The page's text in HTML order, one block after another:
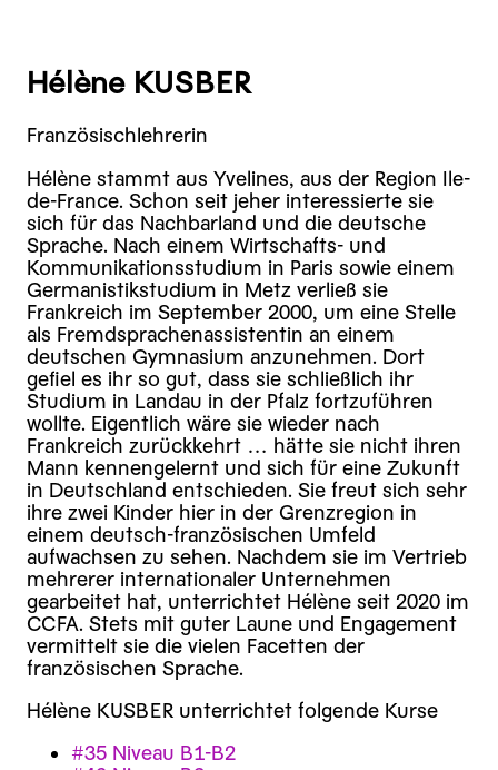
Hélène KUSBER
Französischlehrerin
Hélène stammt aus Yvelines, aus der Region Ile-
de-France. Schon seit jeher interessierte sie
sich für das Nachbarland und die deutsche
Sprache. Nach einem Wirtschafts- und
Kommunikationsstudium in Paris sowie einem
Germanistikstudium in Metz verließ sie
Frankreich im September 2000, um eine Stelle
als Fremdsprachenassistentin an einem
deutschen Gymnasium anzunehmen. Dort
gefiel es ihr so gut, dass sie schließlich ihr
Studium in Landau in der Pfalz fortzuführen
wollte. Eigentlich wäre sie wieder nach
Frankreich zurückkehrt … hätte sie nicht ihren
Mann kennengelernt und sich für eine Zukunft
in Deutschland entschieden. Sie freut sich sehr
ihre zwei Kinder hier in der Grenzregion in
einem deutsch-französischen Umfeld
aufwachsen zu sehen. Nachdem sie im Vertrieb
mehrerer internationaler Unternehmen
gearbeitet hat, unterrichtet Hélène seit 2020 im
CCFA. Stets mit guter Laune und Engagement
vermittelt sie die vielen Facetten der
französischen Sprache.
Hélène KUSBER unterrichtet folgende Kurse
#35 Niveau B1-B2